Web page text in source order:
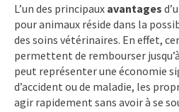
L’un des principaux avantages
pour animaux réside dans la
des soins vétérinaires. En effet,
permettent de rembourser jusqu’à
peut représenter une économie
d’accident ou de maladie, les
agir rapidement sans avoir à se